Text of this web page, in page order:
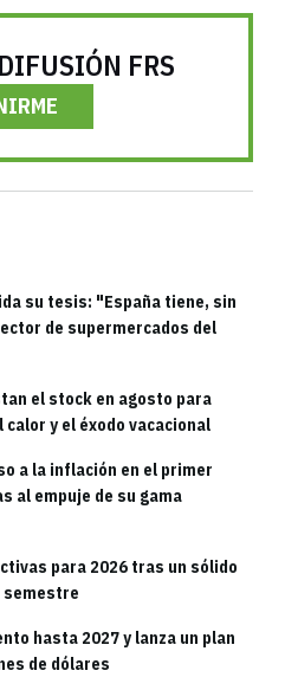
FRS
su tesis: "España tiene, sin
de supermercados del
el stock en agosto para
y el éxodo vacacional
a la inflación en el primer
al empuje de su gama
para 2026 tras un sólido
semestre
hasta 2027 y lanza un plan
de dólares